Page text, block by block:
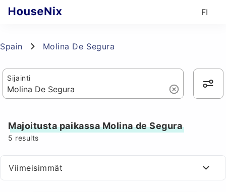
FI
Spain Molina De Segura
Sijainti
Majoitusta paikassa Molina de Segura
5 results
Viimeisimmät